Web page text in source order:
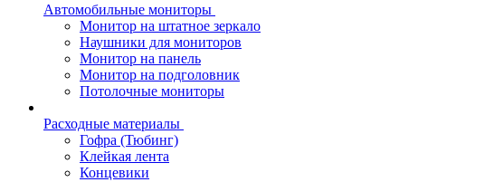
Автомобильные мониторы
Монитор на штатное зеркало
Наушники для мониторов
Монитор на панель
Монитор на подголовник
Потолочные мониторы
Расходные материалы
Гофра (Тюбинг)
Клейкая лента
Концевики